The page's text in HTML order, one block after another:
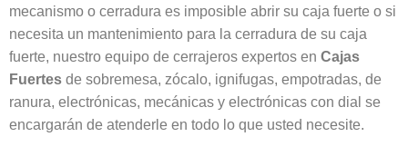
mecanismo o cerradura es imposible abrir su caja fuerte o si
necesita un mantenimiento para la cerradura de su caja
fuerte, nuestro equipo de cerrajeros expertos en Cajas
Fuertes de sobremesa, zócalo, ignifugas, empotradas, de
ranura, electrónicas, mecánicas y electrónicas con dial se
encargarán de atenderle en todo lo que usted necesite.